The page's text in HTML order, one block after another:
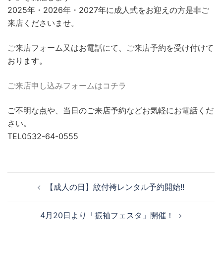
2025年・2026年・2027年に成人式をお迎えの方是非ご
来店くださいませ。
ご来店フォーム又はお電話にて、ご来店予約を受け付けて
おります。
ご来店申し込みフォームはコチラ
ご不明な点や、当日のご来店予約などお気軽にお電話くだ
さい。
TEL0532-64-0555
【成人の日】紋付袴レンタル予約開始!!
4月20日より「振袖フェスタ」開催！